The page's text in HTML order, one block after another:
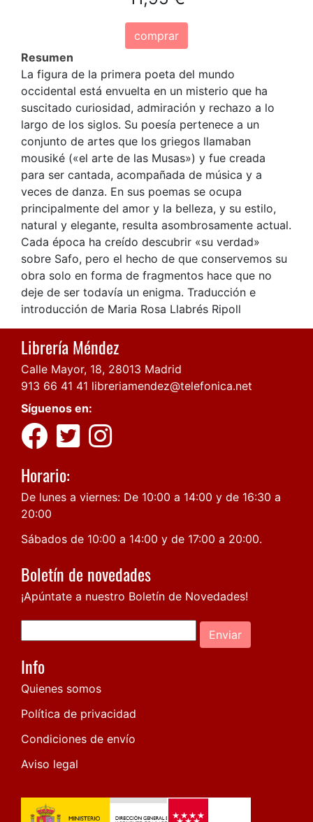
comprar
Resumen
La figura de la primera poeta del mundo
occidental está envuelta en un misterio que ha
suscitado curiosidad, admiración y rechazo a lo
largo de los siglos. Su poesía pertenece a un
conjunto de artes que los griegos llamaban
mousiké («el arte de las Musas») y fue creada
para ser cantada, acompañada de música y a
veces de danza. En sus poemas se ocupa
principalmente del amor y la belleza, y su estilo,
natural y elegante, resulta asombrosamente actual.
Cada época ha creído descubrir «su verdad»
sobre Safo, pero el hecho de que conservemos su
obra solo en forma de fragmentos hace que no
deje de ser todavía un enigma. Traducción e
introducción de Maria Rosa Llabrés Ripoll
Librería Méndez
Calle Mayor, 18, 28013 Madrid
913 66 41 41 libreriamendez@telefonica.net
Síguenos en:
Horario:
De lunes a viernes: De 10:00 a 14:00 y de 16:30 a
20:00
Sábados de 10:00 a 14:00 y de 17:00 a 20:00.
Boletín de novedades
¡Apúntate a nuestro Boletín de Novedades!
Enviar
Info
Quienes somos
Política de privacidad
Condiciones de envío
Aviso legal